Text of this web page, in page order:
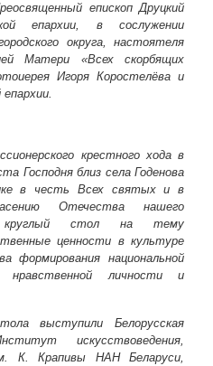
епископ Друцкий
епархии, в сослужении
округа, настоятеля
Матери «Всех скорбящих
Игоря Коростелёва и
крестного хода в
Господня близ села Годенова
в честь Всех святых и в
Отечества нашего
круглый стол на тему
ценности в культуре
формирования национальной
нравственной личности и
выступили Белорусская
искусствоведения,
К. Крапивы НАН Беларуси,